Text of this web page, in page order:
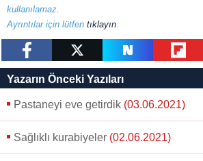
kullanılamaz.
Ayrıntılar için lütfen tıklayın.
Yazarın Önceki Yazıları
Pastaneyi eve getirdik (03.06.2021)
Sağlıklı kurabiyeler (02.06.2021)